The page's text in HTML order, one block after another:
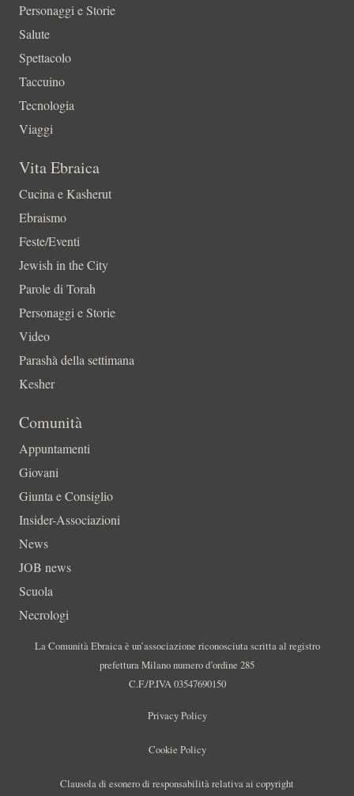
Personaggi e Storie
Salute
Spettacolo
Taccuino
Tecnologia
Viaggi
Vita Ebraica
Cucina e Kasherut
Ebraismo
Feste/Eventi
Jewish in the City
Parole di Torah
Personaggi e Storie
Video
Parashà della settimana
Kesher
Comunità
Appuntamenti
Giovani
Giunta e Consiglio
Insider-Associazioni
News
JOB news
Scuola
Necrologi
La Comunità Ebraica è un’associazione riconosciuta scritta al registro
prefettura Milano numero d’ordine 285
C.F./P.IVA 03547690150
Privacy Policy
Cookie Policy
Clausola di esonero di responsabilità relativa ai copyright